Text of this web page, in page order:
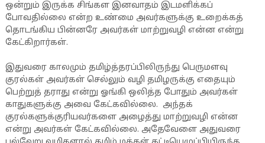
ஒன்றும் இருக்க சிங்கள இனவாதம் இடமளிக்கப்
போவதில்லை என்ற உண்மை அவர்களுக்கு உறைக்கத்
தொடங்கிய பின்னரே அவர்கள் மாற்றுவழி என்ன என்று
கேட்கிறார்கள்.
இதுவரை காலமும் தமிழ்த்தரப்பிலிருந்து பெருமளவு
குரல்கள் அவர்கள் செல்லும் வழி தமிழருக்கு எதையும்
பெற்றுத் தராது என்று ஓங்கி ஒலித்த போதும் அவர்கள்
காதுகளுக்கு அவை கேட்கவில்லை. அந்தக்
குரல்களுக்குரியவர்களை அழைத்து மாற்றுவழி என்ன
என்று அவர்கள் கேட்கவில்லை. அதேவேளை அதுவரை